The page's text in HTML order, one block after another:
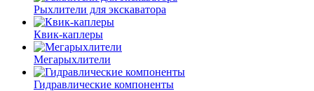
Рыхлители для экскаватора
Квик-каплеры
Мегарыхлители
Гидравлические компоненты